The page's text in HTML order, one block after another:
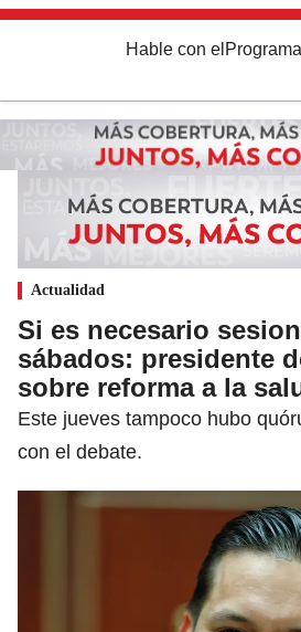
Hable con el Programa
Actualidad
Si es necesario
sábados: presidente
sobre reforma a la
Este jueves tampoco hubo
con el debate.